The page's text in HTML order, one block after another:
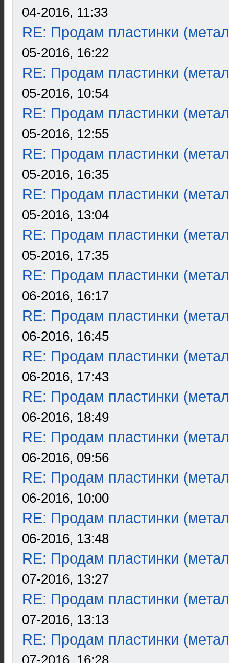
04-2016, 11:33
RE: Продам пластинки
05-2016, 16:22
RE: Продам пластинки
05-2016, 10:54
RE: Продам пластинки
05-2016, 12:55
RE: Продам пластинки
05-2016, 16:35
RE: Продам пластинки
05-2016, 13:04
RE: Продам пластинки
05-2016, 17:35
RE: Продам пластинки
06-2016, 16:17
RE: Продам пластинки
06-2016, 16:45
RE: Продам пластинки
06-2016, 17:43
RE: Продам пластинки
06-2016, 18:49
RE: Продам пластинки
06-2016, 09:56
RE: Продам пластинки
06-2016, 10:00
RE: Продам пластинки
06-2016, 13:48
RE: Продам пластинки
07-2016, 13:27
RE: Продам пластинки
07-2016, 13:13
RE: Продам пластинки
07-2016, 16:28